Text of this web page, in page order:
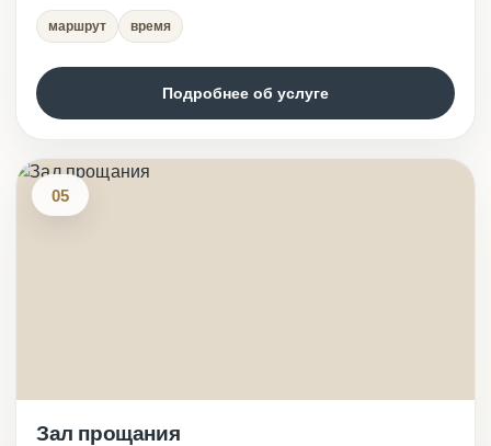
маршрут время
Подробнее об услуге
05
Зал прощания